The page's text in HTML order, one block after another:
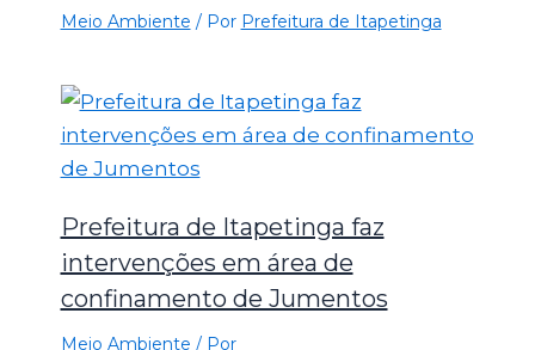
Meio Ambiente / Por Prefeitura de Itapetinga
Prefeitura de Itapetinga faz
intervenções em área de
confinamento de Jumentos
Meio Ambiente / Por